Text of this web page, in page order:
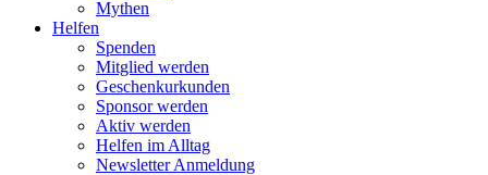
Mythen
Helfen
Spenden
Mitglied werden
Geschenkurkunden
Sponsor werden
Aktiv werden
Helfen im Alltag
Newsletter Anmeldung